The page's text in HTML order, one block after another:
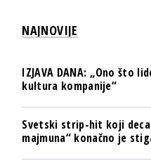
NAJNOVIJE
IZJAVA DANA: „Ono što
kultura kompanije“
Svetski strip-hit koji
majmuna“ konačno je